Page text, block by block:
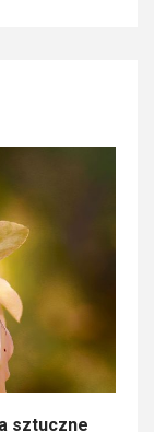
sztuczne